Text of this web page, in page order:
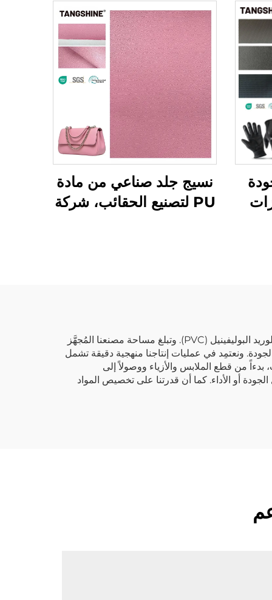
نسيج جلد صناعي من مادة
PU لتصنيع الحقائب، شركة
في شركة تانغشاين، نفخر بأننا مصنع رائد للجلود منذ عام 2003، متخصصون في جلود البولي يوريثان الاصطناعية (PU) وجلود كلوريد البوليفينيل (PVC). وتبلغ مساحة مصنعنا المُجهَّز
عالية الجودة. ونعتمِد في عمليات إنتاجنا منهجية دقيقة تشمل
بدءاً من قطع الملابس والأزياء ووصولاً إلى
الجودة أو الأداء. كما أن قدرتنا على تخصيص المواد